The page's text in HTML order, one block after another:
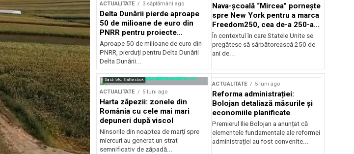
ACTUALITATE 3 săptămâni ago
Delta Dunării pierde aproape
50 de milioane de euro din
PNRR pentru proiecte
esențiale
Aproape 50 de milioane de euro din
PNRR, pierduți pentru Delta Dunării
Delta Dunării...
Nava-școală “Mircea” pornește
spre New York pentru a marca
Freedom250, cea de-a 250-a
aniversare a Statelor Unite
În contextul în care Statele Unite se
pregătesc să sărbătorească 250 de
ani de...
Sursă foto: Shutterstock
ACTUALITATE 5 luni ago
Harta zăpezii: zonele din
România cu cele mai mari
depuneri după viscol
Ninsorile din noaptea de marți spre
miercuri au generat un strat
semnificativ de zăpadă...
ACTUALITATE 5 luni ago
Reforma administrației:
Bolojan detaliază măsurile și
economiile planificate
Premierul Ilie Bolojan a anunțat că
elementele fundamentale ale reformei
administrației au fost convenite...